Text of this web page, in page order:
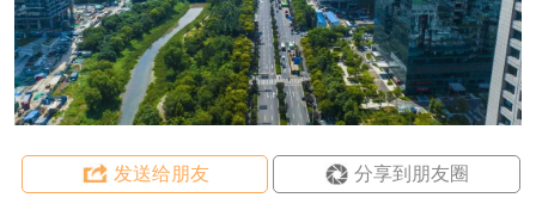
发送给朋友 分享到朋友圈